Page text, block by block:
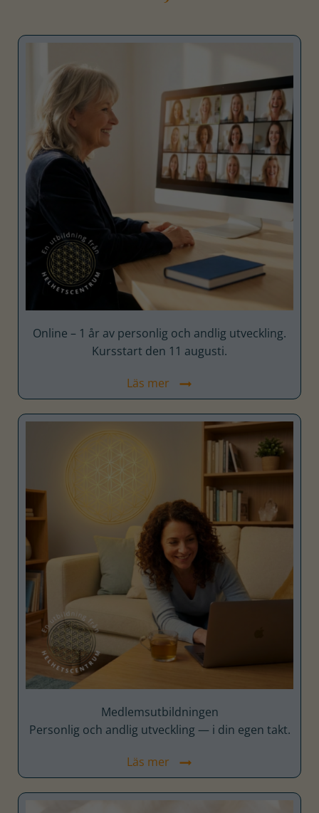
Online – 1 år av personlig och andlig utveckling.
Kursstart den 11 augusti.
Läs mer
Medlems­utbildningen
Personlig och andlig utveckling — i din egen takt.
Läs mer